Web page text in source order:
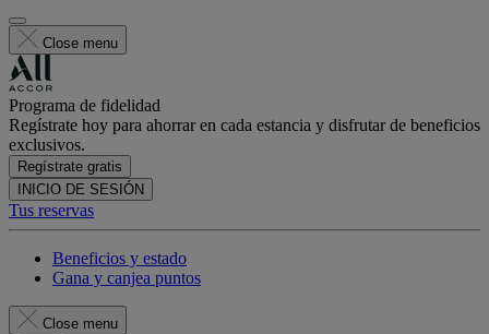
Close menu
Programa de fidelidad
Regístrate hoy para ahorrar en cada estancia y disfrutar de beneficios
exclusivos.
Regístrate gratis
INICIO DE SESIÓN
Tus reservas
Beneficios y estado
Gana y canjea puntos
Close menu